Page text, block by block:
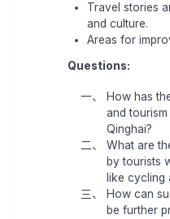
Travel stories
and culture.
Areas for
Questions:
How has
and
Qinghai?
What are
by tourists
like cycling
How can
be further